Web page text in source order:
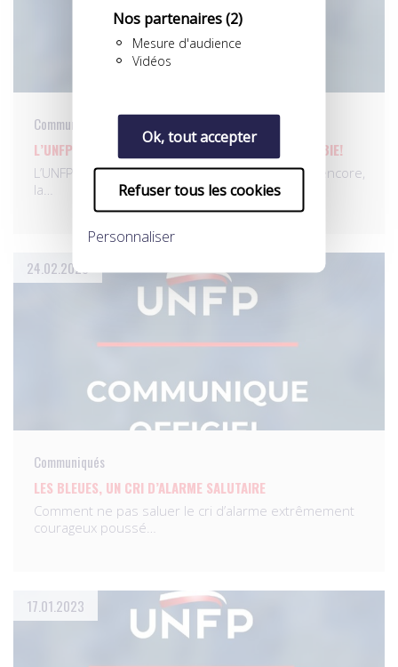
Nos partenaires(2)
Mesure d'audience
Vidéos
Ok, tout accepter
Refuser tous les cookies
Personnaliser
Communiqués
L’UNFP ET LES FOOTBALLEURS CONTRE L’HOMOPHOBIE!
L’UNFP rappelle qu’elle a soutenu, cette année encore,
la…
24.02.2023
Communiqués
LES BLEUES, UN CRI D’ALARME SALUTAIRE
Comment ne pas saluer le cri d’alarme extrêmement
courageux poussé…
17.01.2023